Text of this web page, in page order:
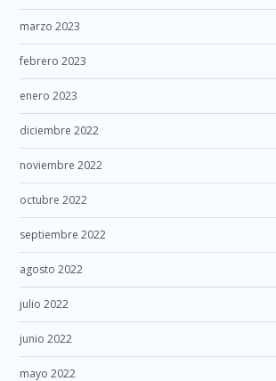
marzo 2023
febrero 2023
enero 2023
diciembre 2022
noviembre 2022
octubre 2022
septiembre 2022
agosto 2022
julio 2022
junio 2022
mayo 2022